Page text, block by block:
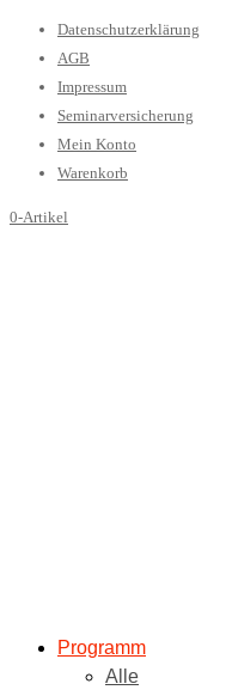
Datenschutzerklärung
AGB
Impressum
Seminarversicherung
Mein Konto
Warenkorb
0-Artikel
Programm
Alle